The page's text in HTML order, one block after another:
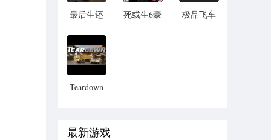
最后生还
中文版
死或生6豪
极品飞车
Teardown
最新游戏